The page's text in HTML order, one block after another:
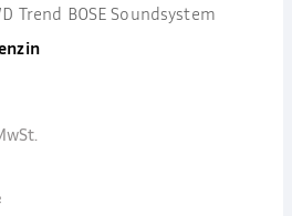
Trend BOSE Soundsystem